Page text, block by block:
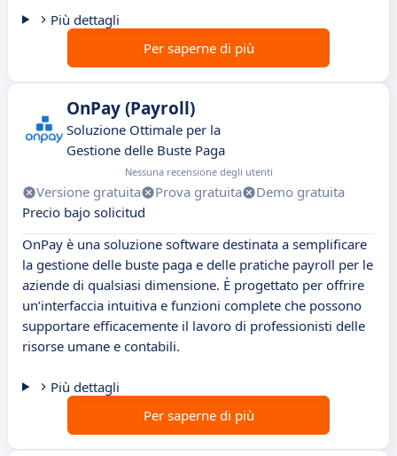
Più dettagli
Per saperne di più
OnPay (Payroll)
Soluzione Ottimale per la
Gestione delle Buste Paga
Nessuna recensione degli utenti
Versione gratuita Prova gratuita
Demo gratuita
Precio bajo solicitud
OnPay è una soluzione software destinata a semplificare
la gestione delle buste paga e delle pratiche payroll per le
aziende di qualsiasi dimensione. È progettato per offrire
un’interfaccia intuitiva e funzioni complete che possono
supportare efficacemente il lavoro di professionisti delle
risorse umane e contabili.
Più dettagli
Per saperne di più